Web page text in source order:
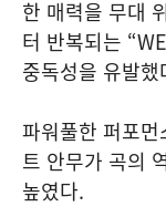
한 매력을 무대
터 반복되는
중독성을 유발했
파워풀한 퍼포먼
트 안무가 곡의
높였다.